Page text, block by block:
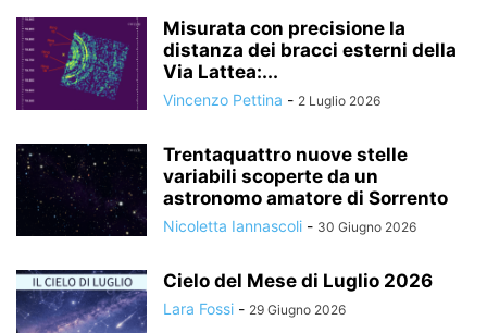
Misurata con precisione la
distanza dei bracci esterni della
Via Lattea:...
Vincenzo Pettina - 2 Luglio 2026
Trentaquattro nuove stelle
variabili scoperte da un
astronomo amatore di Sorrento
Nicoletta Iannascoli - 30 Giugno 2026
Cielo del Mese di Luglio 2026
Lara Fossi - 29 Giugno 2026